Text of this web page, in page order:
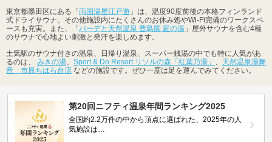
東京都墨田区にある「 両国湯屋江戸遊 」は、温度90度前後の本格フィンランド
式ドライサウナ。その他施設内にたくさんのお休み処やWi-Fi完備のワークスペ
ースも充実。また、「 バーデと天然温泉 豊島園 庭の湯 」屋外サウナを含む4種
のサウナで心地よい刺激と発汗を楽しめます。
土気駅のサウナ付きの温泉、日帰り温泉、スーパー銭湯の中でも特に人気があ
るのは、 みきの湯、 Sport & Do Resort リソルの森「紅葉乃湯」 、 天然温泉湯舞
音 市原ちはら台店 などの施設です。ぜひ一度は足を運んでみてください。
第20回ニフティ温泉年間ランキング2025
全国約2.2万件の中から頂点に選ばれた、2025年の人
気施設は…